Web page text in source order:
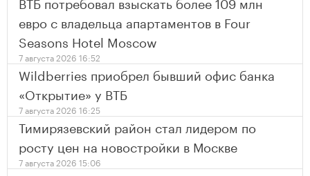
евро с владельца апартаментов в Four
Seasons Hotel Moscow
7 августа 2026 16:52
Wildberries приобрел бывший офис банка
«Открытие» у ВТБ
7 августа 2026 16:25
Тимирязевский район стал лидером по
росту цен на новостройки в Москве
7 августа 2026 15:06